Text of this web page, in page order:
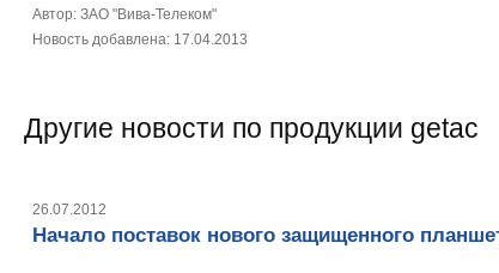
Автор: ЗАО "Вива-Телеком"
Новость добавлена: 17.04.2013
Другие новости по продукции getac
26.07.2012
Начало поставок нового защищенного